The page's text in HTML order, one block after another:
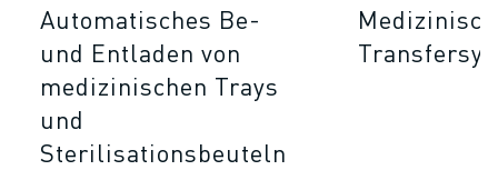
Automatisches Be-
und Entladen von
medizinischen Trays
und
Sterilisationsbeuteln